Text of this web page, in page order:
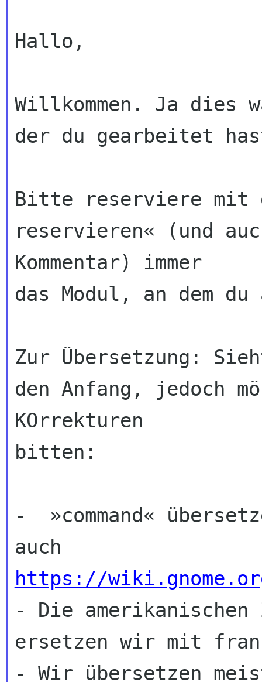
Hallo,
Willkommen. Ja
der du gearbeitet
Bitte reserviere mit
reservieren« (und
Kommentar) immer
das Modul, an dem
Zur Übersetzung:
den Anfang, jedoch
KOrrekturen
bitten:
-  »command«
https://
- Die
ersetzen wir mit
- Wir übersetzen